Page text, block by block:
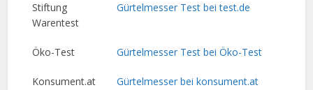
Stiftung
Warentest
Gürtelmesser Test bei test.de
Öko-Test Gürtelmesser Test bei Öko-Test
Konsument.at Gürtelmesser bei konsument.at